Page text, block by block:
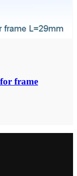
frame